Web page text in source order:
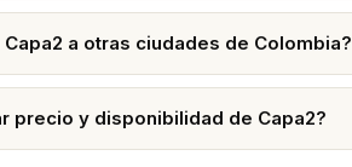
Capa2 a otras ciudades de Colombia?
precio y disponibilidad de Capa2?